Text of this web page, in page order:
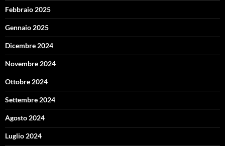
Febbraio 2025
Gennaio 2025
Dicembre 2024
Novembre 2024
Ottobre 2024
Settembre 2024
Agosto 2024
Luglio 2024